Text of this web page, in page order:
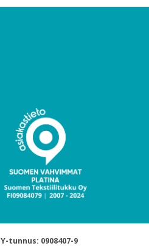
Y-tunnus: 0908407-9